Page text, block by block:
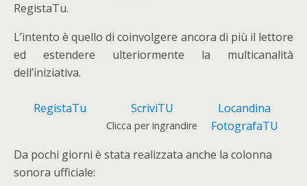
RegistaTu.
L’intento è quello di coinvolgere ancora di più il lettore
ed estendere ulteriormente la multicanalità
dell’iniziativa.
RegistaTu ScriviTU
Clicca per ingrandire
Locandina
FotografaTU
Da pochi giorni è stata realizzata anche la colonna
sonora ufficiale: